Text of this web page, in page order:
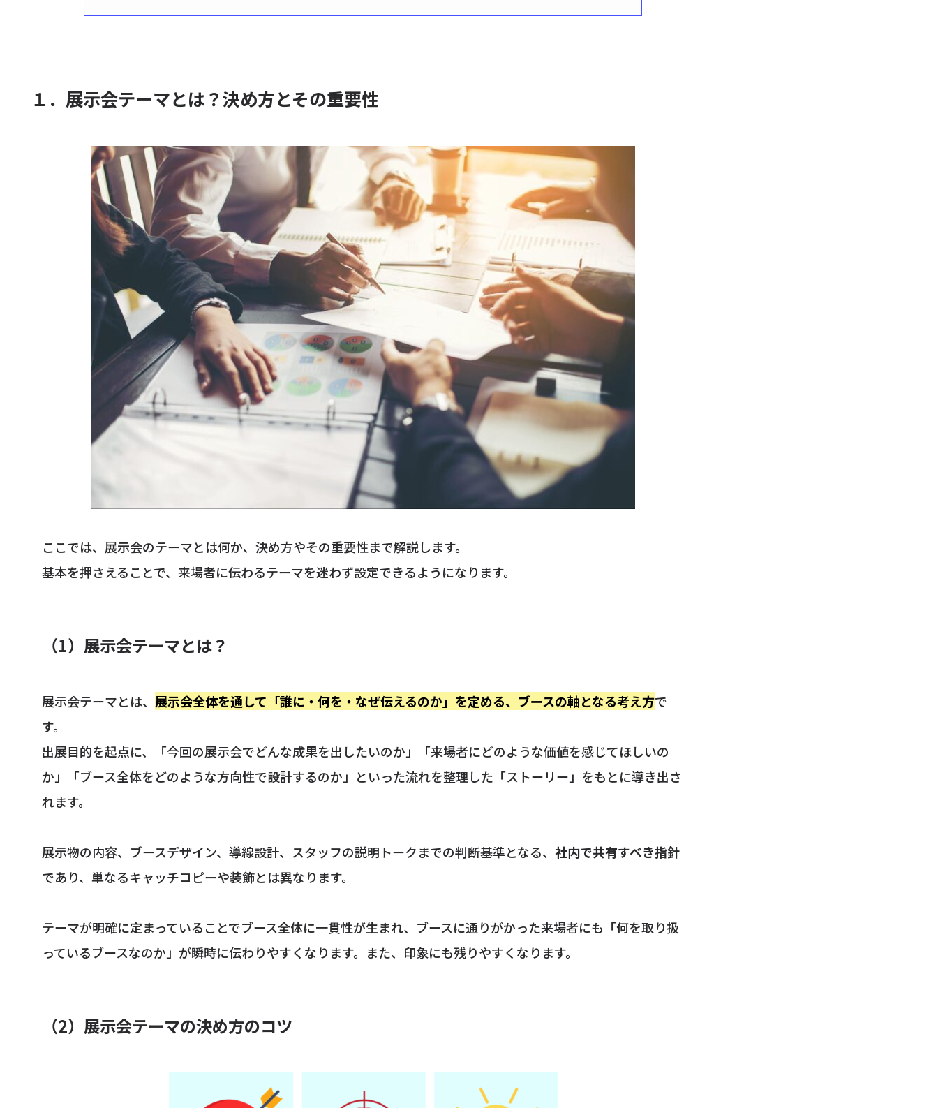
１．展示会テーマとは？決め方とその重要性
ここでは、展示会のテーマとは何か、決め方やその重要性まで解説します。
基本を押さえることで、来場者に伝わるテーマを迷わず設定できるようになります。
（1）展示会テーマとは？
展示会テーマとは、 展示会全体を通して「誰に・何を・なぜ伝えるのか」を定める、ブースの軸となる考え方で
す。
出展目的を起点に、「今回の展示会でどんな成果を出したいのか」「来場者にどのような価値を感じてほしいの
か」「ブース全体をどのような方向性で設計するのか」といった流れを整理した「ストーリー」をもとに導き出さ
れます。
展示物の内容、ブースデザイン、導線設計、スタッフの説明トークまでの判断基準となる、 社内で共有すべき指針
であり、単なるキャッチコピーや装飾とは異なります。
テーマが明確に定まっていることでブース全体に一貫性が生まれ、ブースに通りがかった来場者にも「何を取り扱
っているブースなのか」が瞬時に伝わりやすくなります。また、印象にも残りやすくなります。
（2）展示会テーマの決め方のコツ